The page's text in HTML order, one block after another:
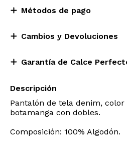
Métodos de pago
Cambios y Devoluciones
Garantía de Calce
Descripción
Pantalón de tela denim,
botamanga con dobles.
Composición: 100% Algodón.